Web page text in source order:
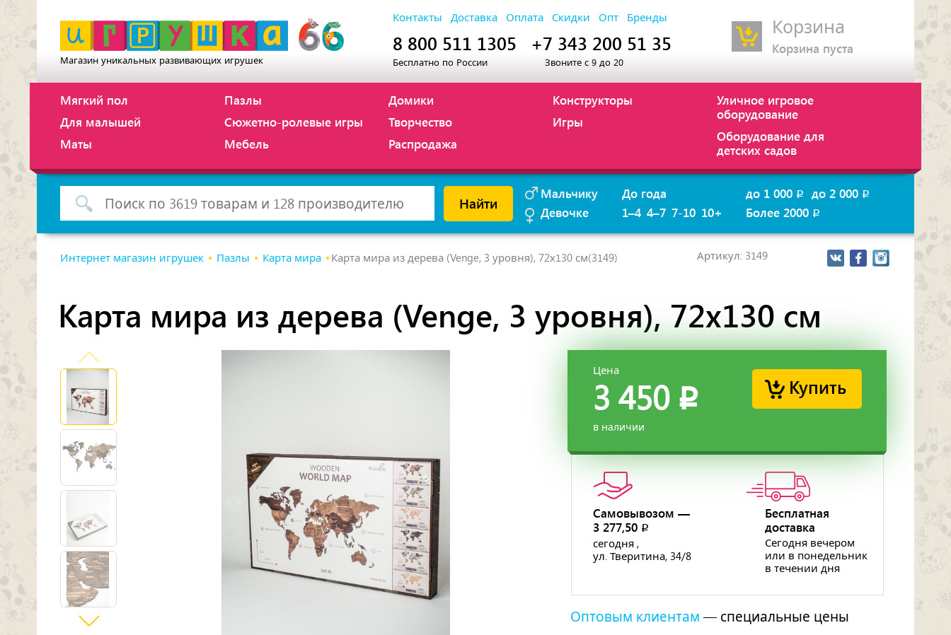
Корзина
Корзина пуста
Магазин уникальных развивающих игрушек
Контакты Доставка Оплата Скидки Опт Бренды
8 800 511 1305
Бесплатно по России
+7 343 200 51 35
Звоните с 9 до 20
Мягкий пол
Для малышей
Маты
Пазлы
Сюжетно-ролевые игры
Мебель
Домики
Творчество
Распродажа
Конструкторы
Игры
Уличное игровое
оборудование
Оборудование для
детских садов
Мальчику
Девочке
До года
1–4 4–7 7-10 10+
до 1 000 p до 2 000 p
Более 2000 p
Найти
Артикул: 3149
Интернет магазин игрушек Пазлы Карта мира Карта мира из дерева (Venge, 3 уровня), 72х130 см(3149)
Карта мира из дерева (Venge, 3 уровня), 72х130 см
Купить
Цена
3 450 p
в наличии
Самовывозом —
3 277,50 p
сегодня ,
ул. Тверитина, 34/8
Бесплатная
доставка
Сегодня вечером
или в понедельник
в течении дня
Оптовым клиентам — специальные цены